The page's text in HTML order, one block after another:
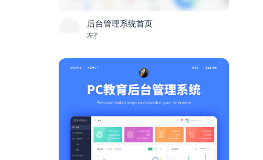
后台管理系统首页
左扌